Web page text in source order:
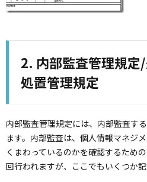
内部監査管理規
処置管理規定
内部監査管理規定には、内部監査す
ます。内部監査は、個人情報マネジ
くまわっているのかを確認するため
回行われますが、ここでもいくつか